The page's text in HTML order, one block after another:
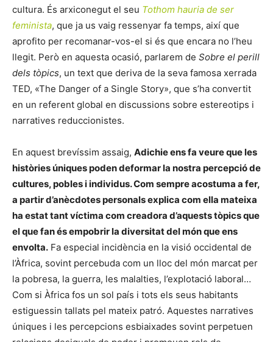
cultura. És arxiconegut el seu Tothom hauria de ser
feminista, que ja us vaig ressenyar fa temps, així que
aprofito per recomanar-vos-el si és que encara no l’heu
llegit. Però en aquesta ocasió, parlarem de Sobre el perill
dels tòpics, un text que deriva de la seva famosa xerrada
TED, «The Danger of a Single Story», que s’ha convertit
en un referent global en discussions sobre estereotips i
narratives reduccionistes.
En aquest brevíssim assaig, Adichie ens fa veure que les
històries úniques poden deformar la nostra percepció de
cultures, pobles i individus. Com sempre acostuma a fer,
a partir d’anècdotes personals explica com ella mateixa
ha estat tant víctima com creadora d’aquests tòpics que
el que fan és empobrir la diversitat del món que ens
envolta. Fa especial incidència en la visió occidental de
l’Àfrica, sovint percebuda com un lloc del món marcat per
la pobresa, la guerra, les malalties, l’explotació laboral…
Com si Àfrica fos un sol país i tots els seus habitants
estiguessin tallats pel mateix patró. Aquestes narratives
úniques i les percepcions esbiaixades sovint perpetuen